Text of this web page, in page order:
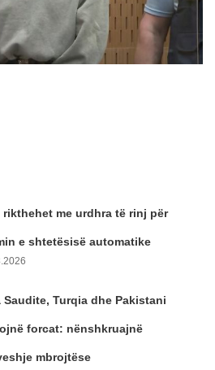
rikthehet me urdhra të rinj për
e shtetësisë automatike
Saudite, Turqia dhe Pakistani
forcat: nënshkruajnë
mbrojtëse